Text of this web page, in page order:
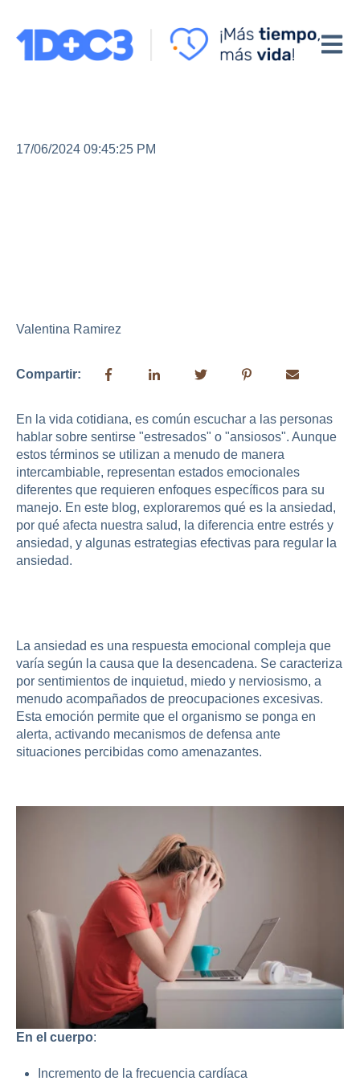
Abrir
17/06/2024 09:45:25 PM
Valentina Ramirez
Compartir:
En la vida cotidiana, es común escuchar a las personas
hablar sobre sentirse "estresados" o "ansiosos". Aunque
estos términos se utilizan a menudo de manera
intercambiable, representan estados emocionales
diferentes que requieren enfoques específicos para su
manejo. En este blog, exploraremos qué es la ansiedad,
por qué afecta nuestra salud, la diferencia entre estrés y
ansiedad, y algunas estrategias efectivas para regular la
ansiedad.
La ansiedad es una respuesta emocional compleja que
varía según la causa que la desencadena. Se caracteriza
por sentimientos de inquietud, miedo y nerviosismo, a
menudo acompañados de preocupaciones excesivas.
Esta emoción permite que el organismo se ponga en
alerta, activando mecanismos de defensa ante
situaciones percibidas como amenazantes.
En el cuerpo:
Incremento de la frecuencia cardíaca